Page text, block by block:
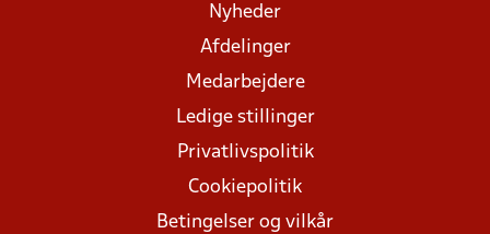
Nyheder
Afdelinger
Medarbejdere
Ledige stillinger
Privatlivspolitik
Cookiepolitik
Betingelser og vilkår